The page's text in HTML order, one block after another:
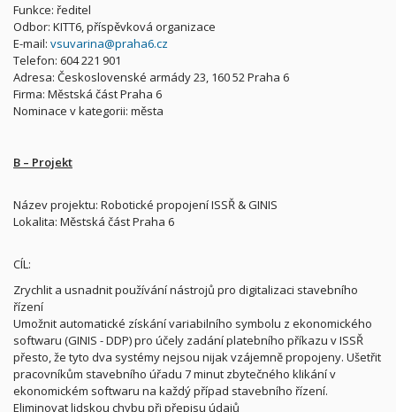
Funkce: ředitel
Odbor: KITT6, příspěvková organizace
E-mail: vsuvarina@praha6.cz
Telefon: 604 221 901
Adresa: Československé armády 23, 160 52 Praha 6
Firma: Městská část Praha 6
Nominace v kategorii: města
B – Projekt
Název projektu: Robotické propojení ISSŘ & GINIS
Lokalita: Městská část Praha 6
CÍL:
Zrychlit a usnadnit používání nástrojů pro digitalizaci stavebního
řízení
Umožnit automatické získání variabilního symbolu z ekonomického
softwaru (GINIS - DDP) pro účely zadání platebního příkazu v ISSŘ
přesto, že tyto dva systémy nejsou nijak vzájemně propojeny. Ušetřit
pracovníkům stavebního úřadu 7 minut zbytečného klikání v
ekonomickém softwaru na každý případ stavebního řízení.
Eliminovat lidskou chybu při přepisu údajů